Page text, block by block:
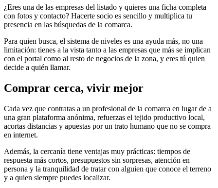
¿Eres una de las empresas del listado y quieres una ficha completa
con fotos y contacto? Hacerte socio es sencillo y multiplica tu
presencia en las búsquedas de la comarca.
Para quien busca, el sistema de niveles es una ayuda más, no una
limitación: tienes a la vista tanto a las empresas que más se implican
con el portal como al resto de negocios de la zona, y eres tú quien
decide a quién llamar.
Comprar cerca, vivir mejor
Cada vez que contratas a un profesional de la comarca en lugar de a
una gran plataforma anónima, refuerzas el tejido productivo local,
acortas distancias y apuestas por un trato humano que no se compra
en internet.
Además, la cercanía tiene ventajas muy prácticas: tiempos de
respuesta más cortos, presupuestos sin sorpresas, atención en
persona y la tranquilidad de tratar con alguien que conoce el terreno
y a quien siempre puedes localizar.